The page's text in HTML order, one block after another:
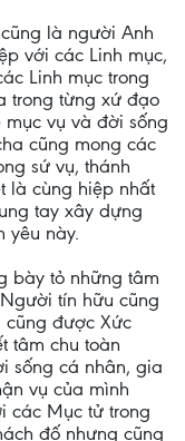
là người Anh
với các Linh mục,
Linh mục trong
trong từng xứ đạo
vụ và đời sống
cũng mong các
sứ vụ, thánh
là cùng hiệp nhất
tay xây dựng
yêu này.
bày tỏ những tâm
tín hữu cũng
cũng được Xức
tâm chu toàn
sống cá nhân, gia
vụ của mình
các Mục tử trong
đố nhưng cũng